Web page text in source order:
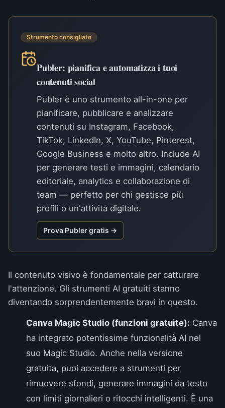
Strumento consigliato
Publer: pianifica e automatizza i tuoi
contenuti social
Publer è uno strumento all-in-one per
pianificare, pubblicare e analizzare
contenuti su Instagram, Facebook,
TikTok, LinkedIn, X, YouTube, Pinterest,
Google Business e molto altro. Include AI
per generare testi e immagini, calendario
editoriale, analytics e collaborazione di
team — perfetto per chi gestisce più
profili o un'attività digitale.
Prova Publer gratis →
Il contenuto visivo è fondamentale per catturare
l'attenzione. Gli strumenti AI gratuiti stanno
diventando sorprendentemente bravi in questo.
Canva Magic Studio (funzioni gratuite): Canva
ha integrato potentissime funzionalità AI nel
suo Magic Studio. Anche nella versione
gratuita, puoi accedere a strumenti per
rimuovere sfondi, generare immagini da testo
con limiti giornalieri o ritocchi intelligenti. È una